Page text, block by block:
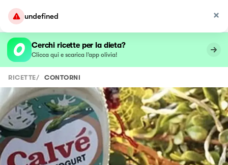
undefined
Cerchi ricette per la dieta?
Clicca qui e scarica l’app olivia!
RICETTE/ CONTORNI